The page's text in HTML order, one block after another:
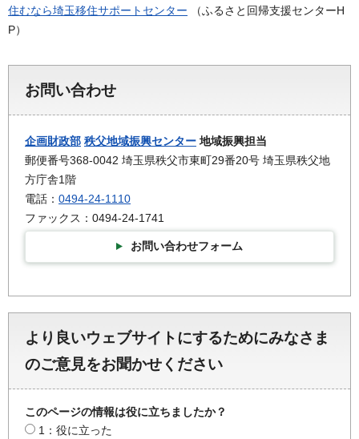
住むなら埼玉移住サポートセンター （ふるさと回帰支援センターH
P）
お問い合わせ
企画財政部 秩父地域振興センター 地域振興担当
郵便番号368-0042 埼玉県秩父市東町29番20号 埼玉県秩父地
方庁舎1階
電話： 0494-24-1110
ファックス：0494-24-1741
お問い合わせフォーム
より良いウェブサイトにするためにみなさま
のご意見をお聞かせください
このページの情報は役に立ちましたか？
1：役に立った